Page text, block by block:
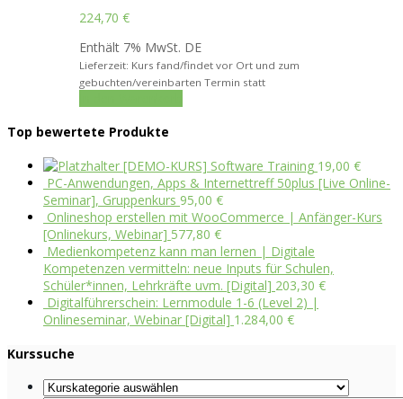
224,70 €
Enthält 7% MwSt. DE
Lieferzeit: Kurs fand/findet vor Ort und zum
gebuchten/vereinbarten Termin statt
Top bewertete Produkte
[DEMO-KURS] Software Training 19,00 €
PC-Anwendungen, Apps & Internettreff 50plus [Live Online-
Seminar], Gruppenkurs 95,00 €
Onlineshop erstellen mit WooCommerce | Anfänger-Kurs
[Onlinekurs, Webinar] 577,80 €
Medienkompetenz kann man lernen | Digitale
Kompetenzen vermitteln: neue Inputs für Schulen,
Schüler*innen, Lehrkräfte uvm. [Digital] 203,30 €
Digitalführerschein: Lernmodule 1-6 (Level 2) |
Onlineseminar, Webinar [Digital] 1.284,00 €
Kurssuche